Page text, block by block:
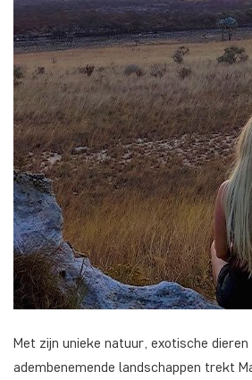
Met zijn unieke natuur, exotische dieren
adembenemende landschappen trekt